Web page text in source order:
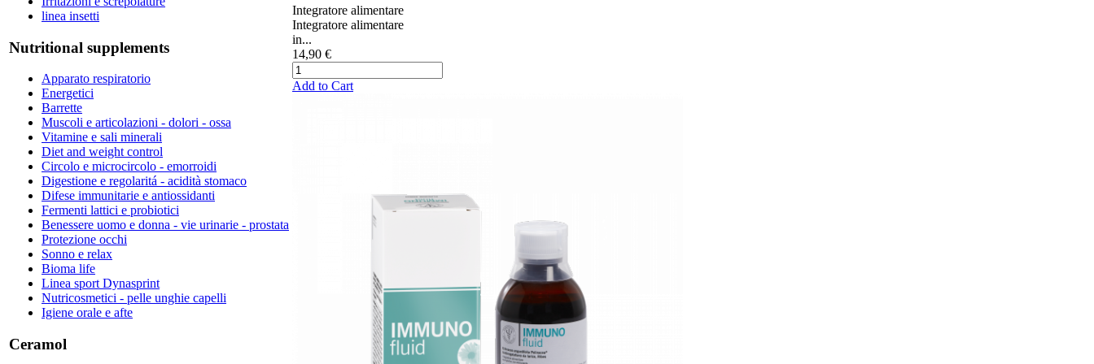
linea insetti
Nutritional supplements
Apparato respiratorio
Energetici
Barrette
Muscoli e articolazioni - dolori - ossa
Vitamine e sali minerali
Diet and weight control
Circolo e microcircolo - emorroidi
Digestione e regolaritá - acidità stomaco
Difese immunitarie e antiossidanti
Fermenti lattici e probiotici
Benessere uomo e donna - vie urinarie - prostata
Protezione occhi
Sonno e relax
Bioma life
Linea sport Dynasprint
Nutricosmetici - pelle unghie capelli
Igiene orale e afte
Ceramol
Integratore alimentare
Integratore alimentare
in...
14,90 €
Add to Cart